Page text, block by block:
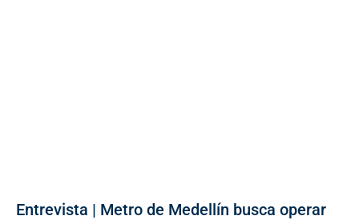
Entrevista | Metro de Medellín busca operar